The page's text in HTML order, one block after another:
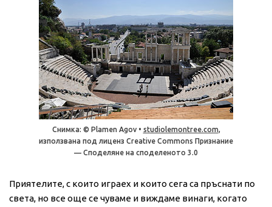
Снимка: © Plamen Agov • studiolemontree.com,
използвана под лиценз Creative Commons Признание
— Споделяне на споделеното 3.0
Приятелите, с които играех и които сега са пръснати по
света, но все още се чуваме и виждаме винаги, когато